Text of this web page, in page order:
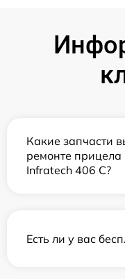
Какие запчасти
ремонте прицела
Infratech 406 С?
Есть ли у вас